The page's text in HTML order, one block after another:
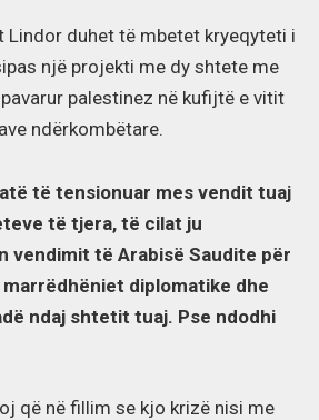
Lindor duhet të mbetet kryeqyteti i
një projekti me dy shtete me
palestinez në kufijtë e vitit
ndërkombëtare.
të tensionuar mes vendit tuaj
të tjera, të cilat ju
vendimit të Arabisë Saudite për
diplomatike dhe
ndaj shtetit tuaj. Pse ndodhi
që në fillim se kjo krizë nisi me